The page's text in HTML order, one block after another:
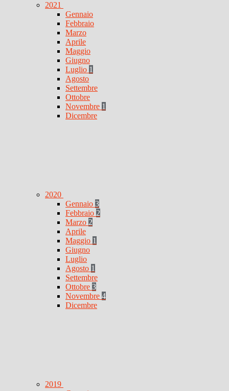
2021
Gennaio
Febbraio
Marzo
Aprile
Maggio
Giugno
Luglio 1
Agosto
Settembre
Ottobre
Novembre 1
Dicembre
2020
Gennaio 3
Febbraio 2
Marzo 2
Aprile
Maggio 1
Giugno
Luglio
Agosto 1
Settembre
Ottobre 3
Novembre 4
Dicembre
2019